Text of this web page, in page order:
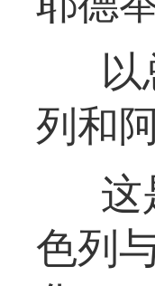
列和
这
色列